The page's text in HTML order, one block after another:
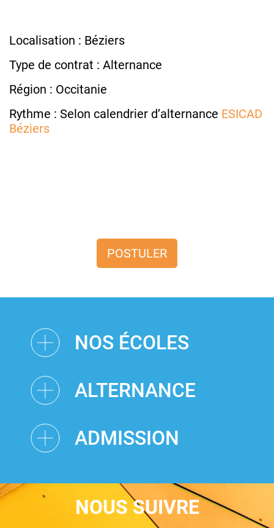
Localisation : Béziers
Type de contrat : Alternance
Région : Occitanie
Rythme : Selon calendrier d’alternance ESICAD
Béziers
POSTULER
NOS ÉCOLES
ALTERNANCE
ADMISSION
NOUS SUIVRE